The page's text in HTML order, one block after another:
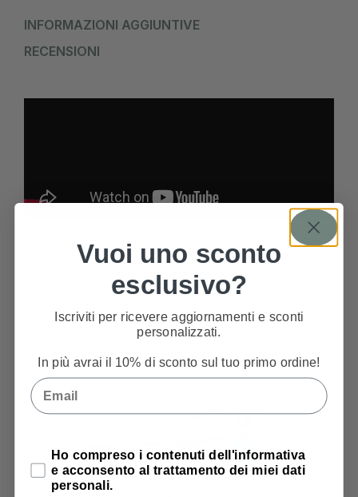
INFORMAZIONI AGGIUNTIVE
RECENSIONI
PRODOTTI CORRELATI
Vuoi uno sconto
esclusivo?
Iscriviti per ricevere aggiornamenti e sconti
personalizzati.
In più avrai il 10% di sconto sul tuo primo ordine!
Email
Privacy Policy
Ho compreso i contenuti dell'informativa
e acconsento al trattamento dei miei dati
personali.